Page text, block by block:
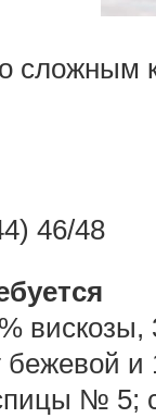
сложным
46/48
вискозы,
бежевой
№ 5;